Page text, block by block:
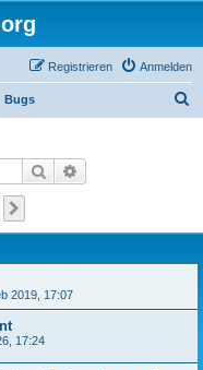
Anmelden
Registrieren
Bugs
Suche
2019, 17:07
17:24